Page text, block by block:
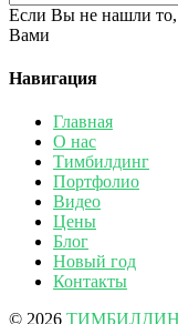
Если Вы не нашли
Вами
Навигация
Главная
О нас
Тимбилдинг
Портфолио
Видео
Цены
Блог
Новый год
Контакты
© 2026